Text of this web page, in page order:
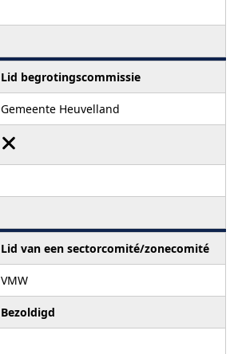
Lid begrotingscommissie
Gemeente Heuvelland
Lid van een sectorcomité/zonecomité
VMW
Bezoldigd